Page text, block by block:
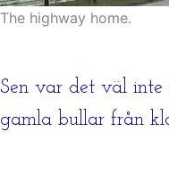
The highway home.
Sen var det väl
gamla bullar från